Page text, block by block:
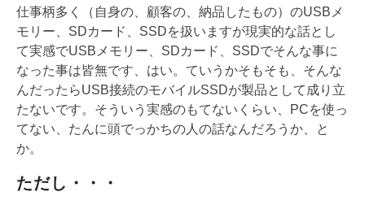
仕事柄多く（自身の、顧客の、納品したもの）のUSBメ
モリー、SDカード、SSDを扱いますが現実的な話とし
て実感でUSBメモリー、SDカード、SSDでそんな事に
なった事は皆無です、はい。ていうかそもそも、そんな
んだったらUSB接続のモバイルSSDが製品として成り立
たないです。そういう実感のもてないくらい、PCを使っ
てない、たんに頭でっかちの人の話なんだろうか、と
か。
ただし・・・